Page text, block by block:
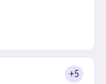
+5